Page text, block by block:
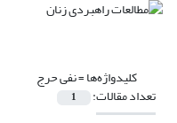
کلیدواژه‌ها =نفی حرج
تعداد مقالات: 1